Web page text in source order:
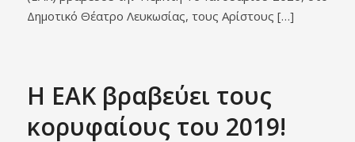
Δημοτικό Θέατρο Λευκωσίας, τους Αρίστους […]
Η ΕΑΚ βραβεύει τους
κορυφαίους του 2019!